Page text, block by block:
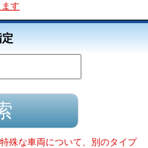
す
殊な車両について、別のタイプ